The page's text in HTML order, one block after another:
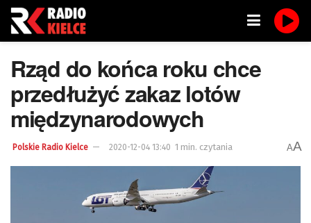
Rząd do końca roku chce
przedłużyć zakaz lotów
międzynarodowych
Polskie Radio Kielce 2020-12-04 13:40 1 min. czytania AA